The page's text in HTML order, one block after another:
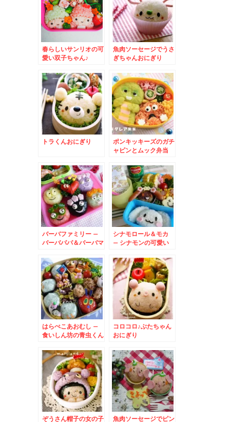
春らしいサンリオの可
愛い双子ちゃん♪
魚肉ソーセージでうさ
ぎちゃんおにぎり
トラくんおにぎり
ポンキッキーズのガチ
ャピンとムック弁当
バーバファミリー –
バーバパパ＆バーバマ
シナモロール＆モカ
– シナモンの可愛い
はらぺこあおむし –
食いしん坊の青虫くん
コロコロ♪ぶたちゃん
おにぎり
ぞうさん帽子の女の子 魚肉ソーセージでピン